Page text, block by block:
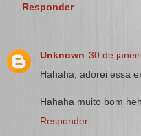
Responder
Unknown 30 de
Hahaha, adorei essa
Hahaha muito bom
Responder